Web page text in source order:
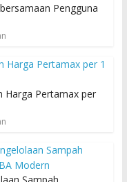
Pengguna
Harga Pertamax per